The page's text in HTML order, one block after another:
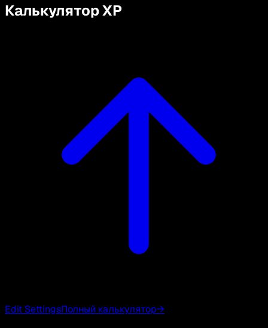
Калькулятор XP
Edit SettingsПолный калькулятор→